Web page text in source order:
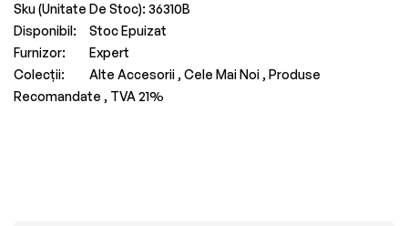
Sku (Unitate De Stoc): 36310B
Disponibil:
Stoc Epuizat
Furnizor:
Expert
Colecții:
Alte Accesorii , Cele Mai Noi , Produse
Recomandate , TVA 21%